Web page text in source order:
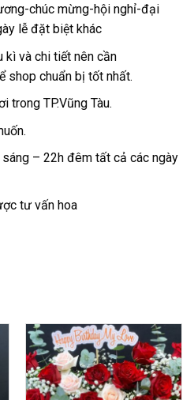
chúc mừng-hội nghỉ-đại
lễ đặt biệt khác
kì và chi tiết nên cần
shop chuẩn bị tốt nhất.
trong TP.Vũng Tàu.
– 22h đêm tất cả các ngày
tư vấn hoa